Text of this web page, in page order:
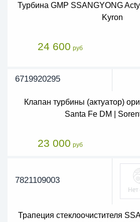
Турбина GMP SSANGYONG
Kyron
24 600 руб
6719920295
Клапан турбины (актуатор)
Santa Fe DM |
23 000 руб
7821109003
Трапеция стеклоочистителя